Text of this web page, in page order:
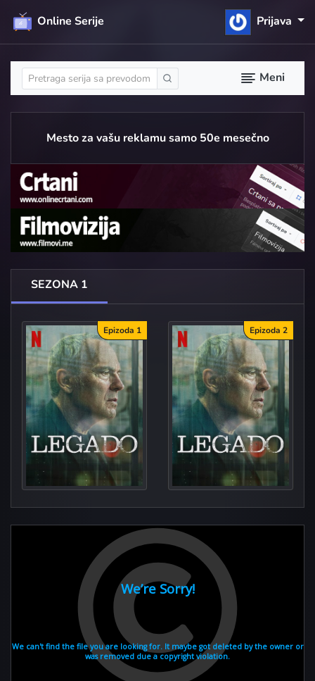
Online Serije Prijava
Meni
Mesto za vašu reklamu samo 50e mesečno
SEZONA 1
Epizoda 1 Epizoda 2